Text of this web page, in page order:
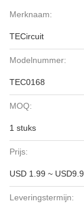
Merknaam:
TECircuit
Modelnummer:
TEC0168
MOQ:
1 stuks
Prijs:
USD 1.99 ~
Leveringstermijn: